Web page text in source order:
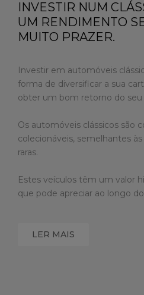
INVESTIR NUM
UM RENDIMENTO
MUITO PRAZER.
Investir em automóveis
forma de diversificar a sua
obter um bom retorno do
Os automóveis clássicos são
colecionáveis, semelhantes
raras.
Estes veículos têm um valor
que pode apreciar ao longo
LER MAIS